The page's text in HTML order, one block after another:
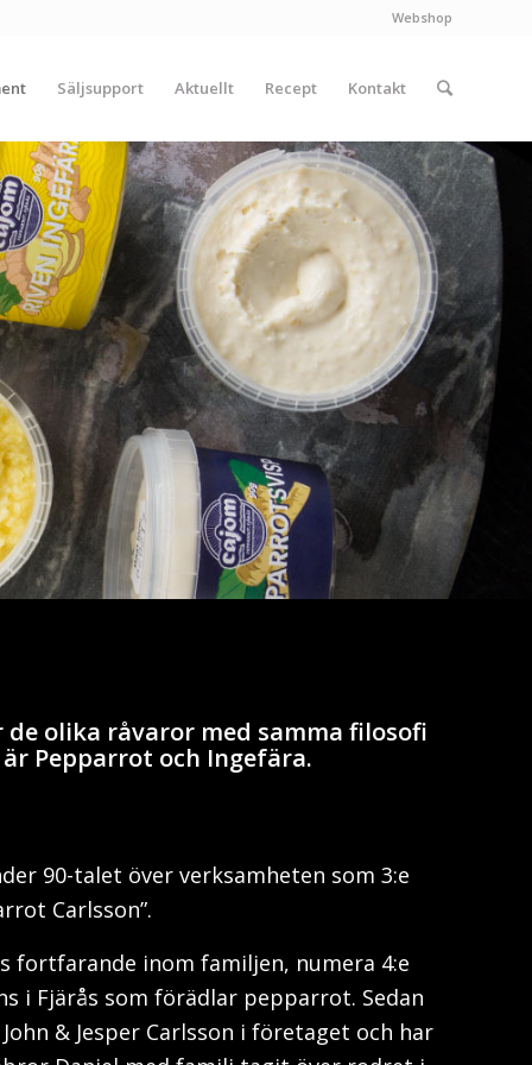
Webshop
Säljsupport Aktuellt Recept Kontakt
olika råvaror med samma filosofi
Pepparrot och Ingefära.
90-talet över verksamheten som 3:e
Carlsson”.
fortfarande inom familjen, numera 4:e
i Fjärås som förädlar pepparrot. Sedan
& Jesper Carlsson i företaget och har